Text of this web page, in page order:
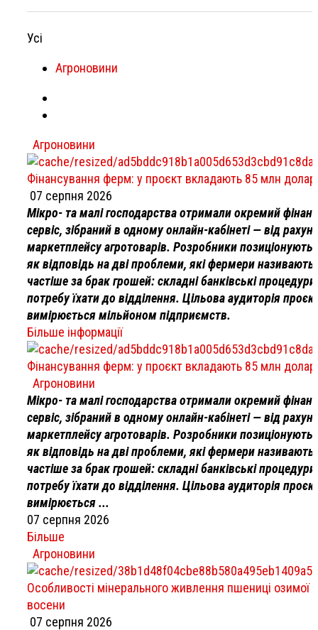
Усі
Агроновини
Агроновини
Фінансування ферм: у проєкт вкладають 85 млн
07 серпня 2026
Мікро- та малі господарства отримали окремий
сервіс, зібраний в одному онлайн-кабінеті — від
маркетплейсу агротоварів. Розробники позиціонують
як відповідь на дві проблеми, які фермери називають
частіше за брак грошей: складні банківські процедури
потребу їхати до відділення. Цільова аудиторія
вимірюється мільйоном підприємств.
Більше інформації
Фінансування ферм: у проєкт вкладають 85 млн
Агроновини
Мікро- та малі господарства отримали окремий
сервіс, зібраний в одному онлайн-кабінеті — від
маркетплейсу агротоварів. Розробники позиціонують
як відповідь на дві проблеми, які фермери називають
частіше за брак грошей: складні банківські процедури
потребу їхати до відділення. Цільова аудиторія
вимірюється ...
07 серпня 2026
Більше
Агроновини
Особливості мінерального живлення пшениці озимої
восени
07 серпня 2026